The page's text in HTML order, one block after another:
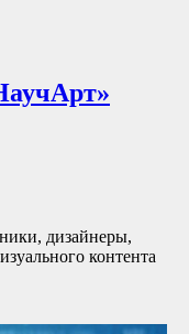
дизайнеры,
контента